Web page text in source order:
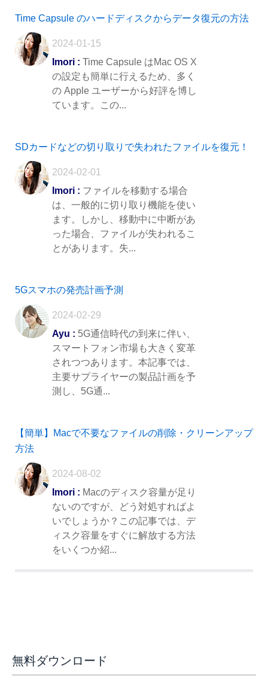
Time Capsule のハードディスクからデータ復元の方法
2024-01-15
Imori : Time Capsule はMac OS X
の設定も簡単に行えるため、多く
の Apple ユーザーから好評を博し
ています。この...
SDカードなどの切り取りで失われたファイルを復元！
2024-02-01
Imori : ファイルを移動する場合
は、一般的に切り取り機能を使い
ます。しかし、移動中に中断があ
った場合、ファイルが失われるこ
とがあります。失...
5Gスマホの発売計画予測
2024-02-29
Ayu : 5G通信時代の到来に伴い、
スマートフォン市場も大きく変革
されつつあります。本記事では、
主要サプライヤーの製品計画を予
測し、5G通...
【簡単】Macで不要なファイルの削除・クリーンアップ
方法
2024-08-02
Imori : Macのディスク容量が足り
ないのですが、どう対処すればよ
いでしょうか？この記事では、デ
ィスク容量をすぐに解放する方法
をいくつか紹...
無料ダウンロード